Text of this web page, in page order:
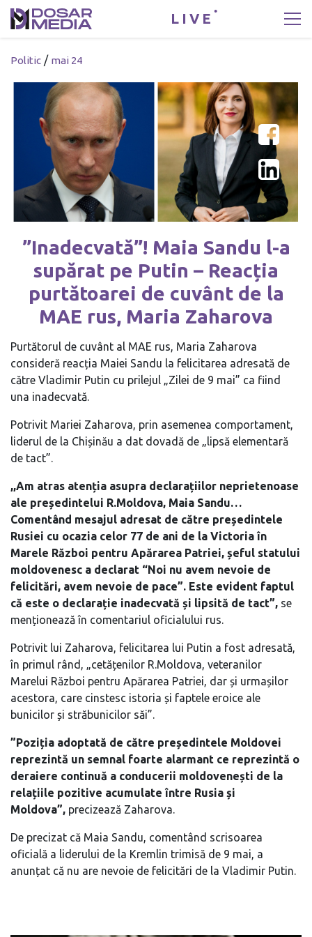
LIVE
Politic / mai 24
”Inadecvată”! Maia Sandu l-a
supărat pe Putin – Reacția
purtătoarei de cuvânt de la
MAE rus, Maria Zaharova
Purtătorul de cuvânt al MAE rus, Maria Zaharova
consideră reacția Maiei Sandu la felicitarea adresată de
către Vladimir Putin cu prilejul „Zilei de 9 mai” ca fiind
una inadecvată.
Potrivit Mariei Zaharova, prin asemenea comportament,
liderul de la Chișinău a dat dovadă de „lipsă elementară
de tact”.
,,Am atras atenția asupra declarațiilor neprietenoase
ale președintelui R.Moldova, Maia Sandu…
Comentând mesajul adresat de către președintele
Rusiei cu ocazia celor 77 de ani de la Victoria în
Marele Război pentru Apărarea Patriei, șeful statului
moldovenesc a declarat “Noi nu avem nevoie de
felicitări, avem nevoie de pace”. Este evident faptul
că este o declarație inadecvată și lipsită de tact”, se
menționează în comentariul oficialului rus.
Potrivit lui Zaharova, felicitarea lui Putin a fost adresată,
în primul rând, „cetățenilor R.Moldova, veteranilor
Marelui Război pentru Apărarea Patriei, dar și urmașilor
acestora, care cinstesc istoria și faptele eroice ale
bunicilor și străbunicilor săi”.
”Poziția adoptată de către președintele Moldovei
reprezintă un semnal foarte alarmant ce reprezintă o
deraiere continuă a conducerii moldovenești de la
relațiile pozitive acumulate între Rusia și
Moldova”, precizează Zaharova.
De precizat că Maia Sandu, comentând scrisoarea
oficială a liderului de la Kremlin trimisă de 9 mai, a
anunțat că nu are nevoie de felicitări de la Vladimir Putin.